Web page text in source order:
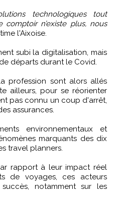
technologiques tout
n’existe plus, nous
l'Aixoise.
subi la digitalisation, mais
départs durant le Covid.
profession sont alors allés
ailleurs, pour se réorienter
pas connu un coup d'arrêt,
assurances.
environnementaux et
marquants des dix
travel planners.
rapport à leur impact réel
de voyages, ces acteurs
notamment sur les